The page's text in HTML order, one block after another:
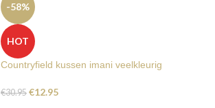
-58%
HOT
Countryfield kussen imani veelkleurig
€30.95 €12.95